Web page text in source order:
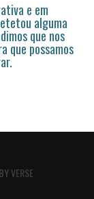
e em
alguma
que nos
que possamos
VERSE